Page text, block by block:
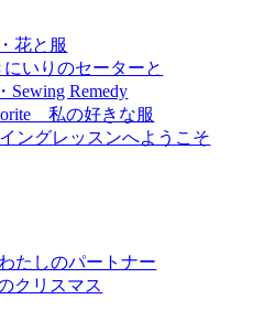
・花と服
にいりのセーターと
・Sewing Remedy
私の好きな服
イングレッスンへようこそ
わたしのパートナー
クリスマス